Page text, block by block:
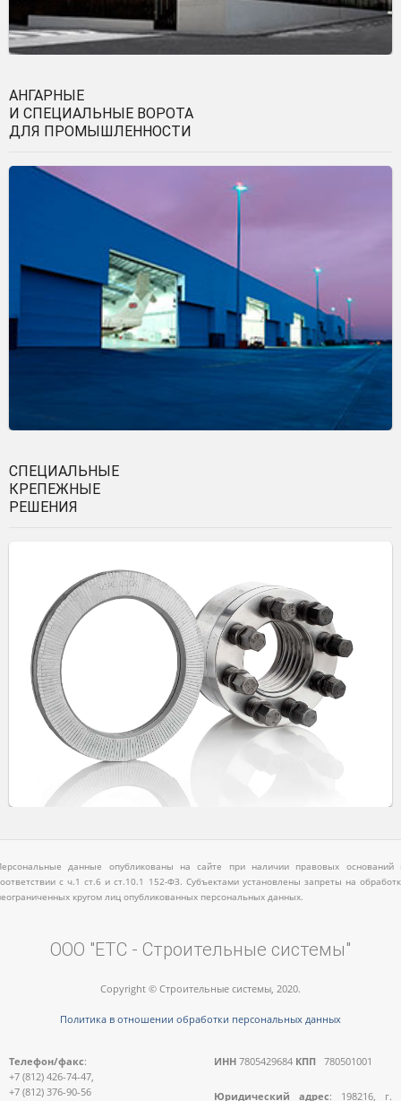
АНГАРНЫЕ
И СПЕЦИАЛЬНЫЕ ВОРОТА
ДЛЯ ПРОМЫШЛЕННОСТИ
СПЕЦИАЛЬНЫЕ
КРЕПЕЖНЫЕ
РЕШЕНИЯ
данные опубликованы на сайте при наличии правовых оснований
с ч.1 ст.6 и ст.10.1 152-ФЗ. Субъектами установлены запреты на
кругом лиц опубликованных персональных данных.
ООО "ЕТС - Строительные системы"
Copyright © Строительные системы, 2020.
Политика в отношении обработки персональных данных
Телефон/факс:
+7 (812) 426-74-47,
+7 (812) 376-90-56
ИНН 7805429684 КПП 780501001
Юридический адрес: 198216, г.